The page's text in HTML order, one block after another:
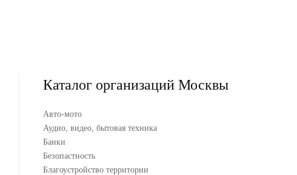
Каталог организаций Москвы
Авто-мото
Аудио, видео, бытовая техника
Банки
Безопастность
Благоустройство территории